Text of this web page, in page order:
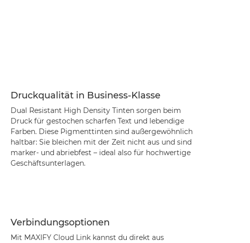
Druckqualität in Business-Klasse
Dual Resistant High Density Tinten sorgen beim
Druck für gestochen scharfen Text und lebendige
Farben. Diese Pigmenttinten sind außergewöhnlich
haltbar: Sie bleichen mit der Zeit nicht aus und sind
marker- und abriebfest – ideal also für hochwertige
Geschäftsunterlagen.
Verbindungsoptionen
Mit MAXIFY Cloud Link kannst du direkt aus